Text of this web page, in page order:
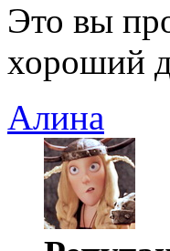
Это вы
хороший
Алина